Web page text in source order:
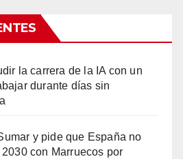
la carrera de la IA con un
durante días sin
y pide que España no
con Marruecos por